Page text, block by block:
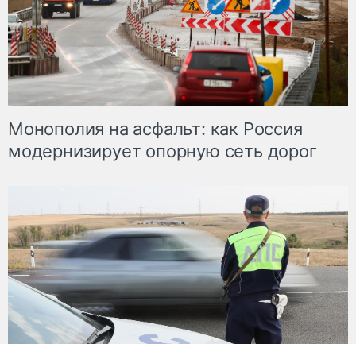
Монополия на асфальт: как Россия
модернизирует опорную сеть дорог